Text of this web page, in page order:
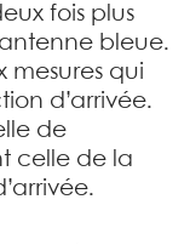
fois plus
bleue.
mesures qui
d’arrivée.
de
celle de la